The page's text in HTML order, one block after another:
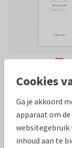
Mooie
Cookies
Ga je akkoord
apparaat om
websitegebruik
inhoud aan te